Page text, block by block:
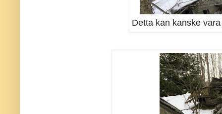
Detta kan kanske